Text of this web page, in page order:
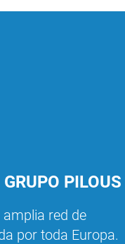
PILOUS
red de
por toda Europa.